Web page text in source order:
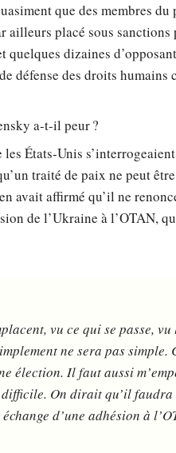
que des membres
ailleurs placé sous
quelques dizaines
défense des droits
a-t-il peur ?
États-Unis
traité de paix ne peut
avait affirmé qu’il ne
de l’Ukraine à l’OTAN,
vu ce qui se passe,
ne sera pas simple.
élection. Il faut aussi
On dirait qu’il
d’une adhésion à